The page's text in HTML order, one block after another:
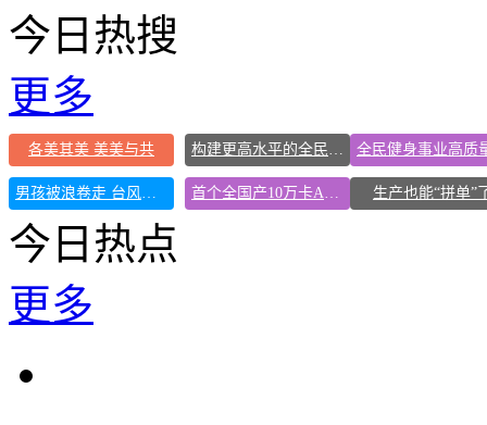
今日热搜
更多
各美其美 美美与共 构建更高水平的全民健身公共服务体系
男孩被浪卷走 台风过境才能海上搜寻 首个全国产10万卡AI超集群投用 生产也能“拼单”
今日热点
更多